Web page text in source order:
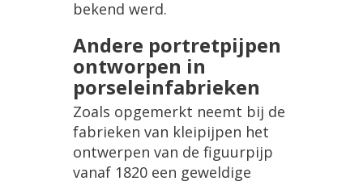
bekend werd.
Andere portretpijpen
ontworpen in
porseleinfabrieken
Zoals opgemerkt neemt bij de
fabrieken van kleipijpen het
ontwerpen van de figuurpijp
vanaf 1820 een geweldige